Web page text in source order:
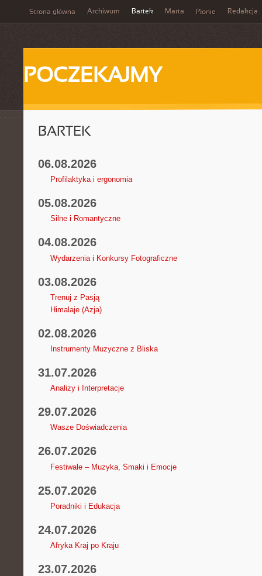
Strona główna Archiwum Bartek Marta Płonie Redakcja
POCZEKAJMY
BARTEK
06.08.2026
Profilaktyka i ergonomia
05.08.2026
Silne i Romantyczne
04.08.2026
Wydarzenia i Konkursy Fotograficzne
03.08.2026
Trenuj z Pasją
Himalaje (Azja)
02.08.2026
Instrumenty Muzyczne z Bliska
31.07.2026
Analizy i Interpretacje
29.07.2026
Wasze Doświadczenia
26.07.2026
Festiwale – Muzyka, Smaki i Emocje
25.07.2026
Poradniki i Edukacja
24.07.2026
Afryka Kraj po Kraju
23.07.2026